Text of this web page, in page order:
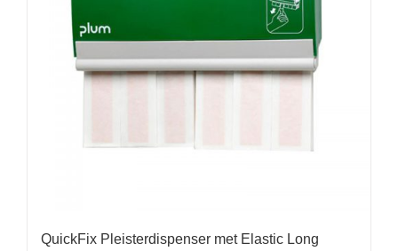
QuickFix Pleisterdispenser met Elastic Long